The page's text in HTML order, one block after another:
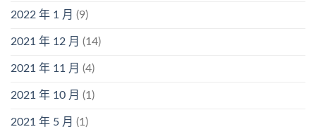
2022 年 1 月 (9)
2021 年 12 月 (14)
2021 年 11 月 (4)
2021 年 10 月 (1)
2021 年 5 月 (1)